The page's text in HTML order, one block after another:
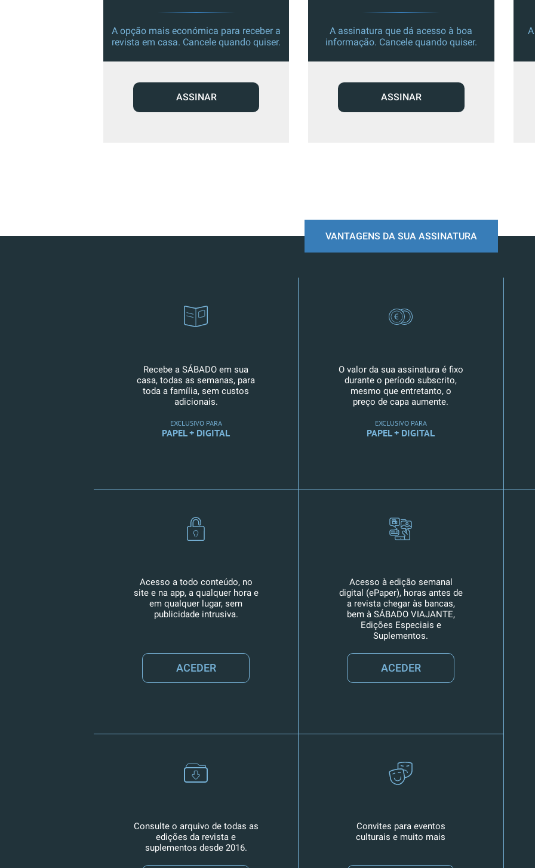
A opção mais económica para receber a
revista em casa. Cancele quando quiser.
ASSINAR
A assinatura que dá acesso à boa
informação. Cancele quando quiser.
ASSINAR
VANTAGENS DA SUA ASSINATURA
Recebe a SÁBADO em sua
casa, todas as semanas, para
toda a família, sem custos
adicionais.
EXCLUSIVO PARA
PAPEL + DIGITAL
O valor da sua assinatura é fixo
durante o período subscrito,
mesmo que entretanto, o
preço de capa aumente.
EXCLUSIVO PARA
PAPEL + DIGITAL
Acesso a todo conteúdo, no
site e na app, a qualquer hora e
em qualquer lugar, sem
publicidade intrusiva.
ACEDER
Acesso à edição semanal
digital (ePaper), horas antes de
a revista chegar às bancas,
bem à SÁBADO VIAJANTE,
Edições Especiais e
Suplementos.
ACEDER
Consulte o arquivo de todas as
edições da revista e
suplementos desde 2016.
Convites para eventos
culturais e muito mais